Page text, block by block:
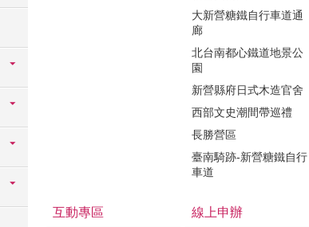
大新營糖鐵自行車道通
廊
北台南都心鐵道地景公
園
新營縣府日式木造官舍
西部文史潮間帶巡禮
長勝營區
臺南騎跡-新營糖鐵自行
車道
互動專區 線上申辦